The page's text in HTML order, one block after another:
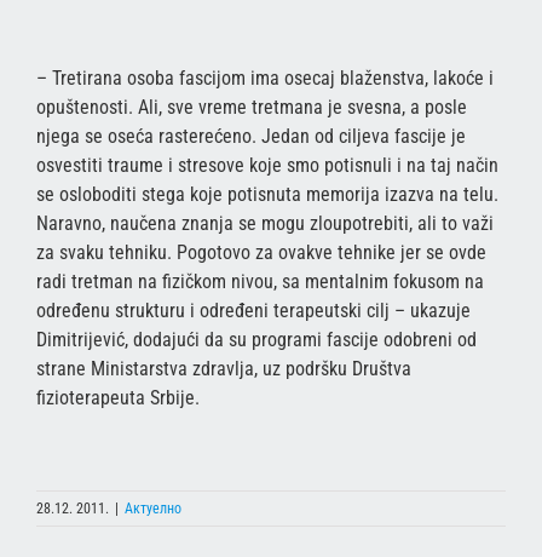
– Tretirana osoba fascijom ima osecaj blaženstva, lakoće i
opuštenosti. Ali, sve vreme tretmana je svesna, a posle
njega se oseća rasterećeno. Jedan od ciljeva fascije je
osvestiti traume i stresove koje smo potisnuli i na taj način
se osloboditi stega koje potisnuta memorija izazva na telu.
Naravno, naučena znanja se mogu zloupotrebiti, ali to važi
za svaku tehniku. Pogotovo za ovakve tehnike jer se ovde
radi tretman na fizičkom nivou, sa mentalnim fokusom na
određenu strukturu i određeni terapeutski cilj – ukazuje
Dimitrijević, dodajući da su programi fascije odobreni od
strane Ministarstva zdravlja, uz podršku Društva
fizioterapeuta Srbije.
28.12. 2011. | Актуелно